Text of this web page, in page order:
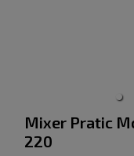
Mixer Pratic
220